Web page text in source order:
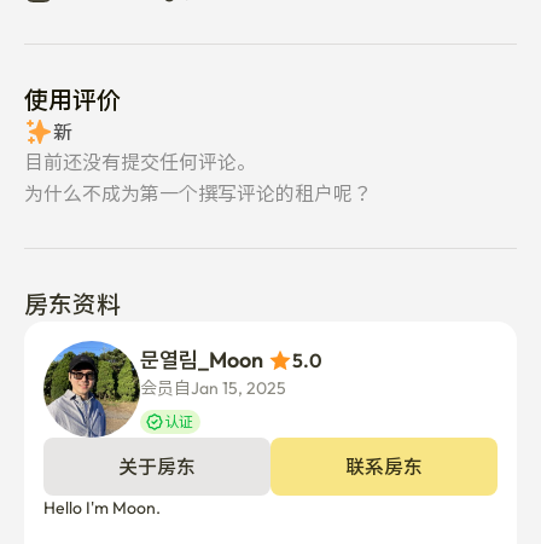
使用评价
新
目前还没有提交任何评论。
为什么不成为第一个撰写评论的租户呢？
房东资料
5.0
会员自Jan 15, 2025
认证
关于房东 联系房东
Hello I'm Moon.